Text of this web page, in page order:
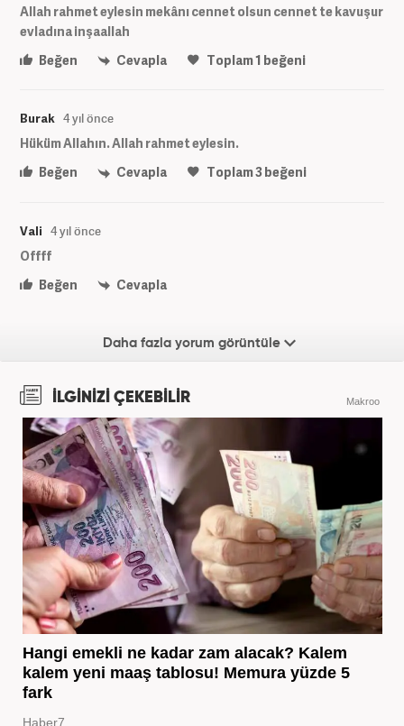
Allah rahmet eylesin mekânı cennet olsun cennet te kavuşur
evladına inşaallah
Beğen
Cevapla Toplam1 beğeni
Burak 4 yıl önce
Hüküm Allahın. Allah rahmet eylesin.
Beğen
Cevapla Toplam3beğeni
Vali 4 yıl önce
Offff
Beğen
Cevapla
Daha fazla yorum görüntüle
İLGİNİZİ ÇEKEBİLİR Makroo
Hangi emekli ne kadar zam alacak? Kalem
kalem yeni maaş tablosu! Memura yüzde 5
fark
Haber7